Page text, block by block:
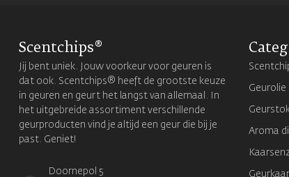
Scentchips®
Jij bent uniek. Jouw voorkeur voor geuren is
dat ook. Scentchips® heeft de grootste keuze
in geuren en geurt het langst van allemaal. In
het uitgebreide assortiment verschillende
geurproducten vind je altijd een geur die bij je
past. Geniet!
Doornepol 5
Geurolie
Aroma